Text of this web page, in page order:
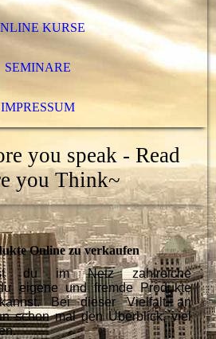
KURSE
SEMINARE
IMPRESSUM
you speak - Read
you Think~
Online zu verkaufen
du im Netz zahlreiche
eigene und fremde Produkte
Bei dieser Vielfalt an
schon mal den Überblick, viel